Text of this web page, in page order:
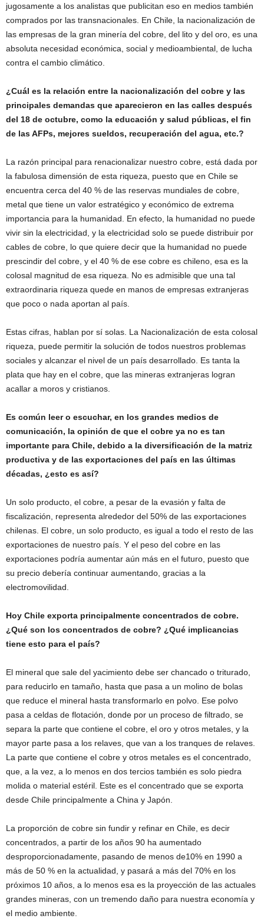
jugosamente a los analistas que publicitan eso en medios también
comprados por las transnacionales. En Chile, la nacionalización de
las empresas de la gran minería del cobre, del lito y del oro, es una
absoluta necesidad económica, social y medioambiental, de lucha
contra el cambio climático.
¿Cuál es la relación entre la nacionalización del cobre y las
principales demandas que aparecieron en las calles después
del 18 de octubre, como la educación y salud públicas, el fin
de las AFPs, mejores sueldos, recuperación del agua, etc.?
La razón principal para renacionalizar nuestro cobre, está dada por
la fabulosa dimensión de esta riqueza, puesto que en Chile se
encuentra cerca del 40 % de las reservas mundiales de cobre,
metal que tiene un valor estratégico y económico de extrema
importancia para la humanidad. En efecto, la humanidad no puede
vivir sin la electricidad, y la electricidad solo se puede distribuir por
cables de cobre, lo que quiere decir que la humanidad no puede
prescindir del cobre, y el 40 % de ese cobre es chileno, esa es la
colosal magnitud de esa riqueza. No es admisible que una tal
extraordinaria riqueza quede en manos de empresas extranjeras
que poco o nada aportan al país.
Estas cifras, hablan por sí solas. La Nacionalización de esta colosal
riqueza, puede permitir la solución de todos nuestros problemas
sociales y alcanzar el nivel de un país desarrollado. Es tanta la
plata que hay en el cobre, que las mineras extranjeras logran
acallar a moros y cristianos.
Es común leer o escuchar, en los grandes medios de
comunicación, la opinión de que el cobre ya no es tan
importante para Chile, debido a la diversificación de la matriz
productiva y de las exportaciones del país en las últimas
décadas, ¿esto es así?
Un solo producto, el cobre, a pesar de la evasión y falta de
fiscalización, representa alrededor del 50% de las exportaciones
chilenas. El cobre, un solo producto, es igual a todo el resto de las
exportaciones de nuestro país. Y el peso del cobre en las
exportaciones podría aumentar aún más en el futuro, puesto que
su precio debería continuar aumentando, gracias a la
electromovilidad.
Hoy Chile exporta principalmente concentrados de cobre.
¿Qué son los concentrados de cobre? ¿Qué implicancias
tiene esto para el país?
El mineral que sale del yacimiento debe ser chancado o triturado,
para reducirlo en tamaño, hasta que pasa a un molino de bolas
que reduce el mineral hasta transformarlo en polvo. Ese polvo
pasa a celdas de flotación, donde por un proceso de filtrado, se
separa la parte que contiene el cobre, el oro y otros metales, y la
mayor parte pasa a los relaves, que van a los tranques de relaves.
La parte que contiene el cobre y otros metales es el concentrado,
que, a la vez, a lo menos en dos tercios también es solo piedra
molida o material estéril. Este es el concentrado que se exporta
desde Chile principalmente a China y Japón.
La proporción de cobre sin fundir y refinar en Chile, es decir
concentrados, a partir de los años 90 ha aumentado
desproporcionadamente, pasando de menos de10% en 1990 a
más de 50 % en la actualidad, y pasará a más del 70% en los
próximos 10 años, a lo menos esa es la proyección de las actuales
grandes mineras, con un tremendo daño para nuestra economía y
el medio ambiente.